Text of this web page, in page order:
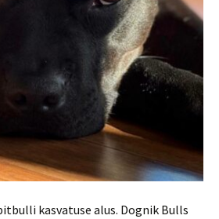
kasvatuse alus. Dognik Bulls